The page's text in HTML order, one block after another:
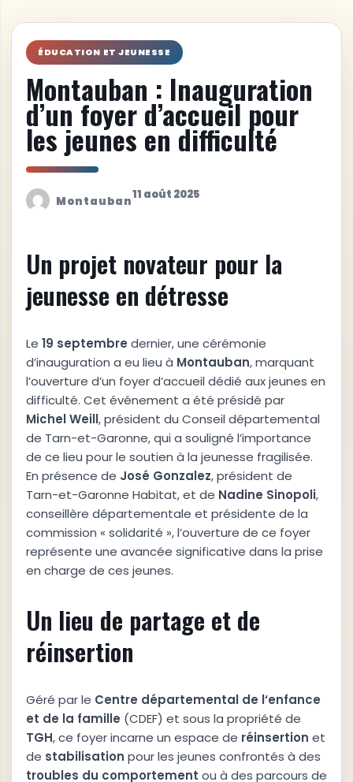
ÉDUCATION ET JEUNESSE
Montauban : Inauguration
d’un foyer d’accueil pour
les jeunes en difficulté
Montauban11 août 2025
Un projet novateur pour la
jeunesse en détresse
Le 19 septembre dernier, une cérémonie
d’inauguration a eu lieu à Montauban, marquant
l’ouverture d’un foyer d’accueil dédié aux jeunes en
difficulté. Cet événement a été présidé par
MichelWeill, président du Conseil départemental
de Tarn-et-Garonne, qui a souligné l’importance
de ce lieu pour le soutien à la jeunesse fragilisée.
En présence de José Gonzalez, président de
Tarn-et-Garonne Habitat, et de Nadine Sinopoli,
conseillère départementale et présidente de la
commission « solidarité », l’ouverture de ce foyer
représente une avancée significative dans la prise
en charge de ces jeunes.
Un lieu de partage et de
réinsertion
Géré par le Centre départemental de l‘enfance
et de la famille (CDEF) et sous la propriété de
TGH, ce foyer incarne un espace de réinsertion et
de stabilisation pour les jeunes confrontés à des
troubles du comportement ou à des parcours de